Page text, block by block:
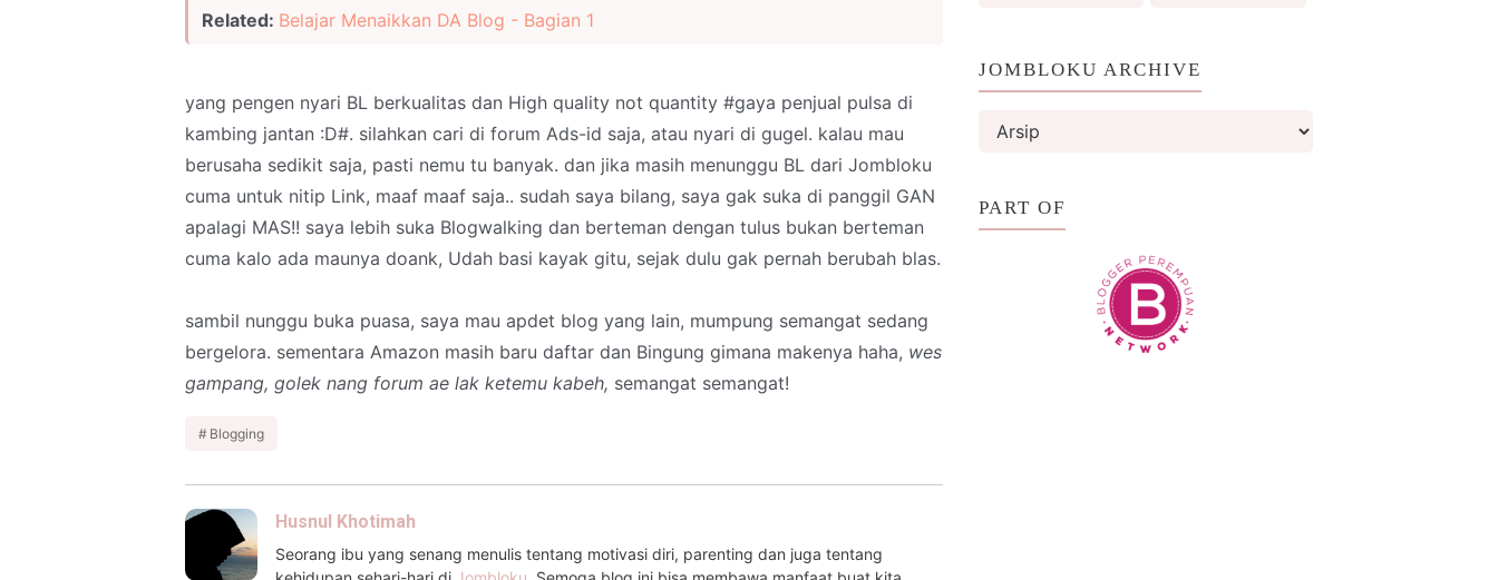
Related: Belajar Menaikkan DA Blog - Bagian 1
yang pengen nyari BL berkualitas dan High quality not quantity #gaya penjual pulsa di
kambing jantan :D#. silahkan cari di forum Ads-id saja, atau nyari di gugel. kalau mau
berusaha sedikit saja, pasti nemu tu banyak. dan jika masih menunggu BL dari Jombloku
cuma untuk nitip Link, maaf maaf saja.. sudah saya bilang, saya gak suka di panggil GAN
apalagi MAS!! saya lebih suka Blogwalking dan berteman dengan tulus bukan berteman
cuma kalo ada maunya doank, Udah basi kayak gitu, sejak dulu gak pernah berubah blas.
sambil nunggu buka puasa, saya mau apdet blog yang lain, mumpung semangat sedang
bergelora. sementara Amazon masih baru daftar dan Bingung gimana makenya haha, wes
gampang, golek nang forum ae lak ketemu kabeh, semangat semangat!
Blogging
Husnul Khotimah
Seorang ibu yang senang menulis tentang motivasi diri, parenting dan juga tentang
JOMBLOKU ARCHIVE
PART OF